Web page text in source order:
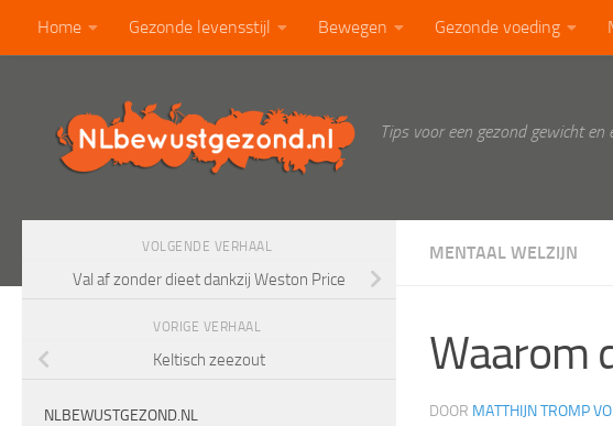
Doorgaan naar inhoud
Home Gezonde levensstijl Bewegen Gezonde voeding
Tips voor een gezond gewicht en
MENTAAL WELZIJN
Waarom
DOOR MATTHIJN TROMP
VOLGENDE VERHAAL
Val af zonder dieet dankzij Weston Price
VORIGE VERHAAL
Keltisch zeezout
NLBEWUSTGEZOND.NL